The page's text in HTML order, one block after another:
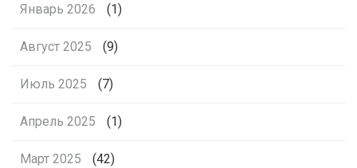
Январь 2026 (1)
Август 2025 (9)
Июль 2025 (7)
Апрель 2025 (1)
Март 2025 (42)